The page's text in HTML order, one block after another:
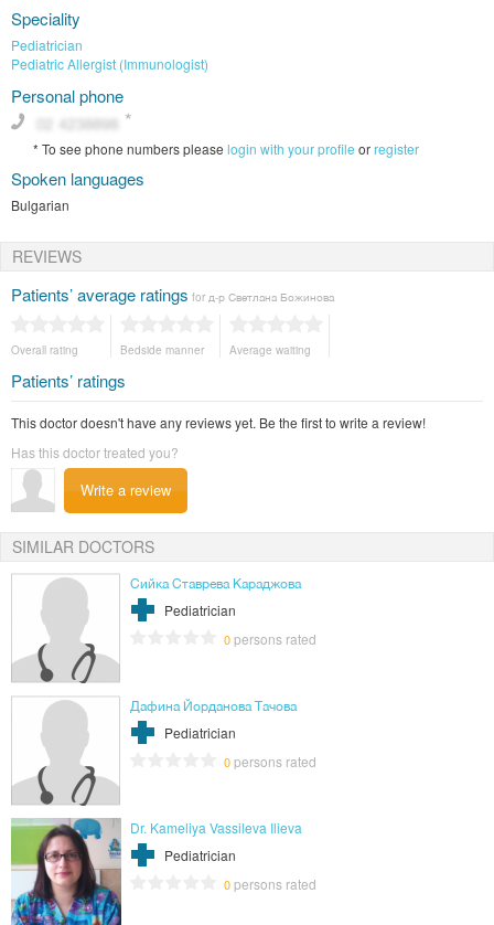
През 2002-2004г. д-р Божинова провежда двугодишно обучение в СБАЛ-
ДБ София, свързано с дихателна реанимация на новородено и интензивна
терапия в неонатологията.
Д-р Божинова има 16 годишен стаж в МБАЛ "Св. Петка", гр. Видин, а през
През 2008г. преминава обучение по "Имунопрофилактика".
През 2009г. е делегат на Световния конгрес по детско хранене в
Барселона.
Между 2013-2015г. прави неколкократни посещения на различни модули
свързани с новостите в храненето на кърмачето.
Speciality
Pediatrician
Pediatric Allergist (Immunologist)
Personal phone
* To see phone numbers please login with your profile orregister
Spoken languages
Bulgarian
REVIEWS
Patients’ average ratings for д-р Светлана Божинова
Overall rating Bedside manner Average waiting
Patients’ ratings
This doctor doesn't have any reviews yet. Be the first to write a review!
Has this doctor treated you?
Write a review
SIMILAR DOCTORS
Сийка Ставрева Караджова
Pediatrician
0persons rated
Дафина Йорданова Тачова
Pediatrician
0persons rated
Dr. Kameliya Vassileva Ilieva
Pediatrician
0persons rated